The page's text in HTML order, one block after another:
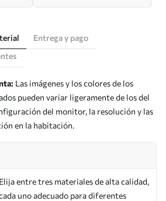
Entrega y pago
Las imágenes y los colores de los
pueden variar ligeramente de los del
del monitor, la resolución y las
en la habitación.
Elija entre tres materiales de alta calidad,
uno adecuado para diferentes